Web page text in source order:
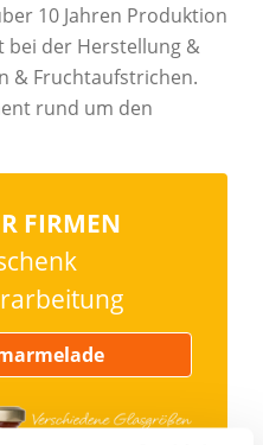
10 Jahren Produktion
bei der Herstellung &
& Fruchtaufstrichen.
rund um den
FIRMEN